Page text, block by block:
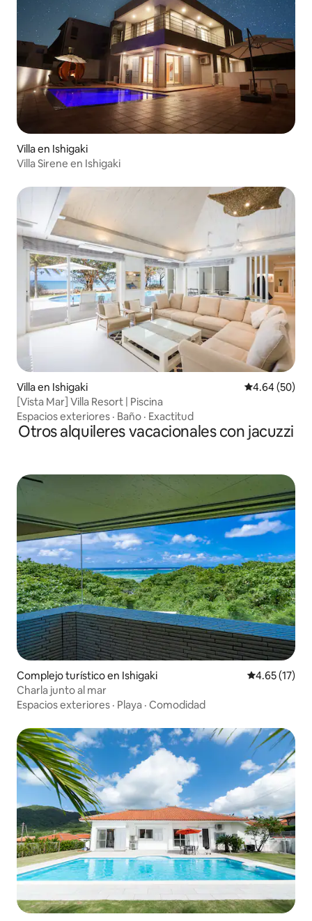
Villa en Ishigaki
Villa Sirene en Ishigaki
Villa en Ishigaki Calificación
4.64 (50)
[Vista Mar] Villa Resort | Piscina
Espacios exteriores · Baño · Exactitud
Otros alquileres vacacionales con jacuzzi
Complejo turístico en Ishigaki Calificación
4.65 (17)
Charla junto al mar
Espacios exteriores · Playa · Comodidad